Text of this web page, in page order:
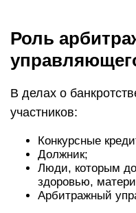
Роль
В делах о
участников:
Конкурсные
Должник;
Люди, которым
здоровью,
Арбитражный